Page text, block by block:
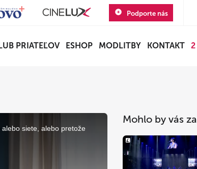
Podporte nás
PRIATEĽOV ESHOP MODLITBY KONTAKT 2
siete, alebo pretože
Mohlo by vás